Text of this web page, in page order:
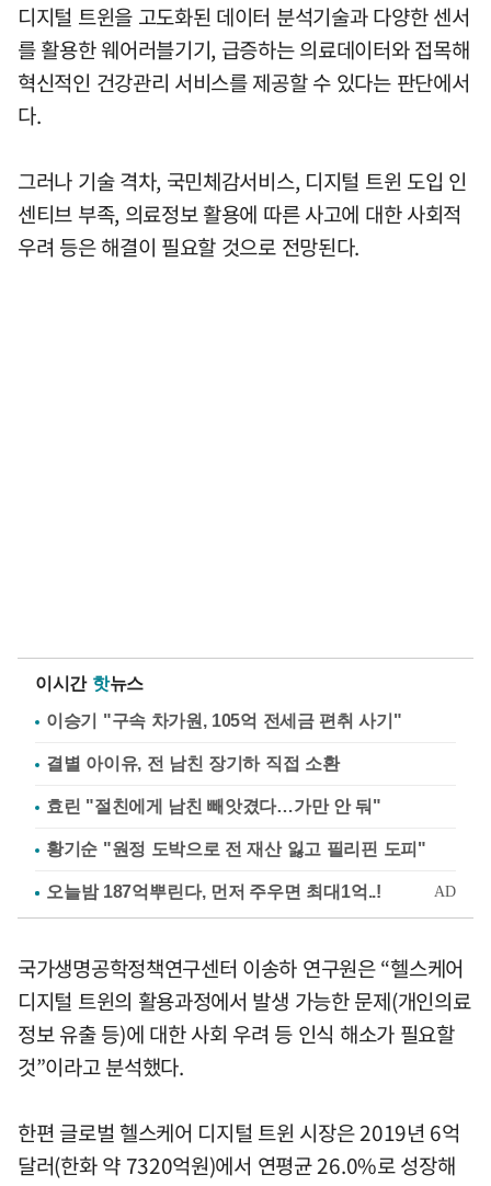
디지털 트윈을 고도화된 데이터 분석기술과 다양한 센서
를 활용한 웨어러블기기, 급증하는 의료데이터와 접목해
혁신적인 건강관리 서비스를 제공할 수 있다는 판단에서
다.
그러나 기술 격차, 국민체감서비스, 디지털 트윈 도입 인
센티브 부족, 의료정보 활용에 따른 사고에 대한 사회적
우려 등은 해결이 필요할 것으로 전망된다.
이시간 핫뉴스
이승기 "구속 차가원, 105억 전세금 편취 사기"
결별 아이유, 전 남친 장기하 직접 소환
효린 "절친에게 남친 빼앗겼다…가만 안 둬"
황기순 "원정 도박으로 전 재산 잃고 필리핀 도피"
국가생명공학정책연구센터 이송하 연구원은 “헬스케어
디지털 트윈의 활용과정에서 발생 가능한 문제(개인의료
정보 유출 등)에 대한 사회 우려 등 인식 해소가 필요할
것”이라고 분석했다.
한편 글로벌 헬스케어 디지털 트윈 시장은 2019년 6억
달러(한화 약 7320억원)에서 연평균 26.0%로 성장해